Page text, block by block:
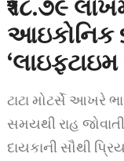
₹૧૮.૭૯
આઇકોનિક
‘લાઇફટાઇમ
ટાટા મોટર્સે આખરે
સમયથી રાહ જોવાતી
દાયકાની સૌથી